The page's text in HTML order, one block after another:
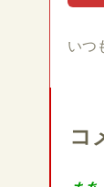
いつ
コ